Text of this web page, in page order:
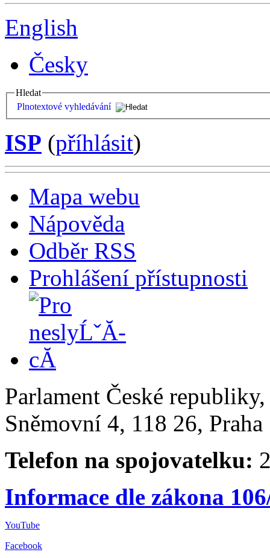
English
Česky
Hledat
Plnotextové vyhledávání
ISP (příhlásit)
Mapa webu
Nápověda
Odběr RSS
Prohlášení přístupnosti
Parlament České
Sněmovní 4, 118 26,
Telefon na spojovatelku:
Informace dle zákona
YouTube
Facebook